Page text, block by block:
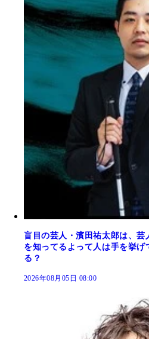
盲目の芸人・濱田祐太郎は、芸
を知ってるよって人は手を挙
る？
2026年08月05日 08:00